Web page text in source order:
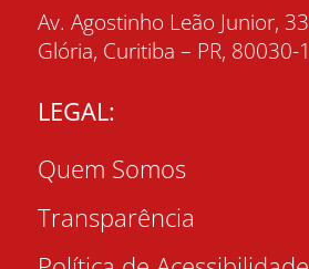
Av. Agostinho Leão Junior,
Glória, Curitiba – PR, 80030-
LEGAL:
Quem Somos
Transparência